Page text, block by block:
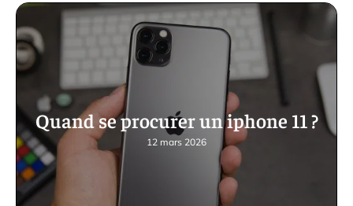
Quand se procurer un iphone 11 ?
12 mars 2026